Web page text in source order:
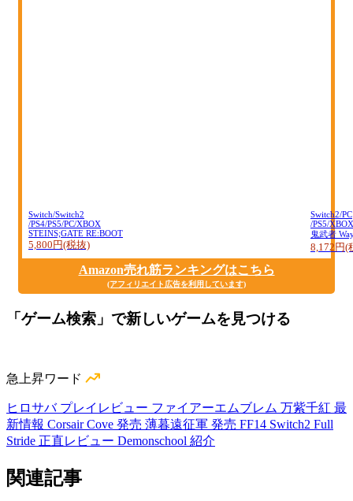
Switch/Switch2
/PS4/PS5/PC/XBOX
STEINS;GATE RE:BOOT
5,800円(税抜)
Switch2/PC
/PS5/XBOX
鬼武者
8,172円(
Amazon売れ筋ランキングはこちら
(アフィリエイト広告を利用しています)
「ゲーム検索」で新しいゲームを見つける
急上昇ワード
ヒロサバ プレイレビュー ファイアーエムブレム 万紫千紅 最
新情報 Corsair Cove 発売 薄暮遠征軍 発売 FF14 Switch2 Full
Stride 正直レビュー Demonschool 紹介
関連記事